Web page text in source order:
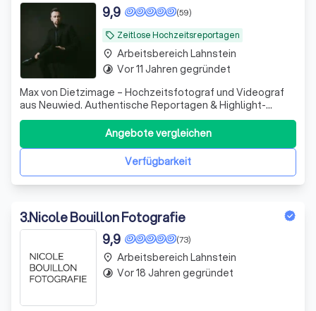
local_offer Zeitlose Hochzeitsreportagen
(59)
9,9
Max von Dietzimage – Hochzeitsfotograf und Videograf
aus Neuwied. Authentische Reportagen & Highlight-
Videos, deutschlandweit & international. Kreativ,
leidenschaftlich, für unvergessliche Momente.
Verfügbarkeit
Angebote vergleichen
place Arbeitsbereich Lahnstein
timelapse Vor 11 Jahren gegründet
3.Nicole Bouillon Fotografie
(73)
9,9
place Arbeitsbereich Lahnstein
timelapse Vor 18 Jahren gegründet